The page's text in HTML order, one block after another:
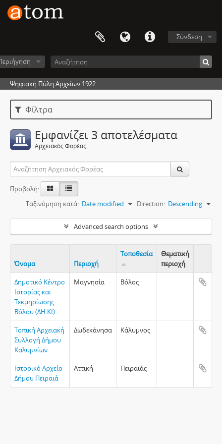
Σύνδεση
Ψηφιακή Πύλη Αρχείων 1922
Φίλτρα
Εμφανίζει 3 αποτελέσματα
Αρχειακός Φορέας
Προβολή:
Ταξινόμηση κατά: Date modified Direction: Descending
Advanced search options
Όνομα Περιοχή
Τοποθεσία
Θεματική
περιοχή
Δημοτικό Κέντρο
Ιστορίας και
Τεκμηρίωσης
Βόλου (ΔΗ.ΚΙ)
Μαγνησία Βόλος
Τοπική Αρχειακή
Συλλογή Δήμου
Καλυμνίων
Δωδεκάνησα Κάλυμνος
Ιστορικό Αρχείο
Δήμου Πειραιά
Αττική Πειραιάς